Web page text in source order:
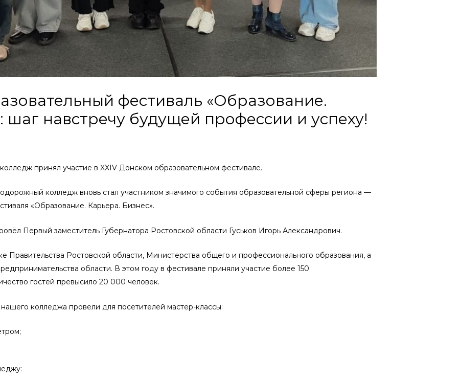
фестиваль «Образование.
шаг навстречу будущей профессии и успеху!
принял участие в XXIV Донском образовательном фестивале.
колледж вновь стал участником значимого события образовательной сферы региона —
«Образование. Карьера. Бизнес».
Первый заместитель Губернатора Ростовской области Гуськов Игорь Александрович.
Ростовской области, Министерства общего и профессионального образования, а
области. В этом году в фестивале приняли участие более 150
гостей превысило 20 000 человек.
колледжа провели для посетителей мастер-классы: